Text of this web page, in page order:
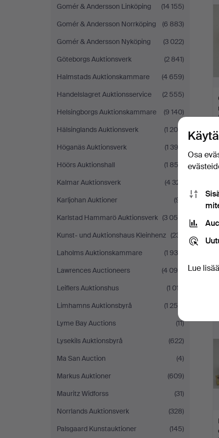
Gomér & Andersson Linköping
(14 155)
Gomér & Andersson Norrköping
(6 883)
Gomér & Andersson Nyköping
(3 022)
Göteborgs Auktionsverk
(2 841)
Halmstads Auktionskammare
(4 659)
Handelslagret Auktionsservice
(2 555)
Helsingborgs Auktionskammare
(9 140)
Hälsinglands Auktionsverk
(1 208)
Höganäs Auktionsverk
(1 392)
Höörs Auktionshall
(1 852)
Kalmar Auktionsverk
(4 321)
Karljohan Auktioner
(91)
Karlstad Hammarö Auktionsverk (3 055)
Kunst- und Auktionshaus Kleinhenz (231)
Laholms Auktionskammare
(1 930)
Lawrences Auctioneers
(4 099)
Leiflers Auktionshus
(1 017)
Limhamns Auktionsbyrå
(1 250)
Lyme Bay Auctions
(11)
Lysekils Auktionsbyrå
(622)
Ma San Auction
(4)
Markus Auktioner
(609)
Mauritz Widforss
(31)
Norrlands Auktionsverk
(328)
Palsgaard Kunstauktioner
(145)
Osa
Lue lisää